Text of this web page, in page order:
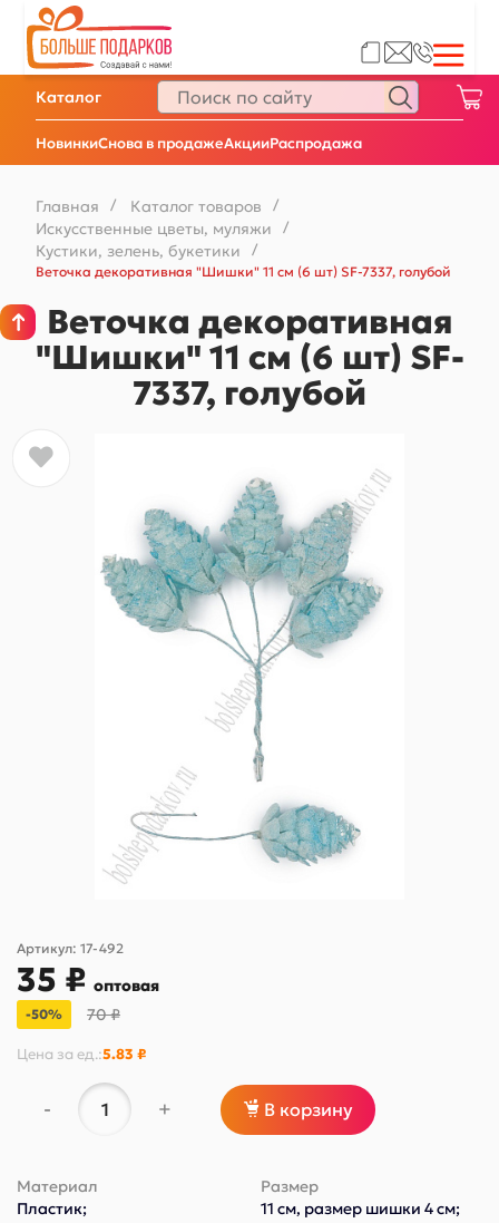
НовинкиСнова в продажеАкцииРаспродажа
Каталог
Главная / Каталог товаров /
Искусственные цветы, муляжи /
Кустики, зелень, букетики
/
Веточка декоративная "Шишки" 11 см (6 шт) SF-7337, голубой
Веточка декоративная
"Шишки" 11 см (6 шт) SF-
7337, голубой
Артикул: 17-492
35 ₽ оптовая
-50% 70 ₽
Цена за ед.:5.83 ₽
- + В корзину
Материал
Пластик;
Размер
11 см, размер шишки 4 см;